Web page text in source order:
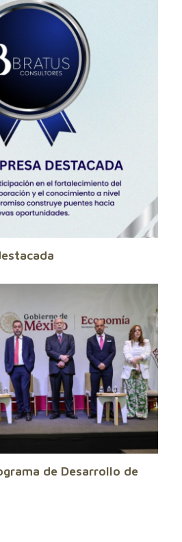
de Desarrollo de